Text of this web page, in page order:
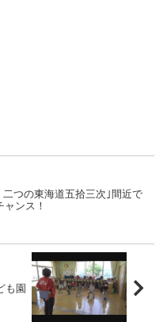
二つの東海道五拾三次｣間近で
ンス！
も園